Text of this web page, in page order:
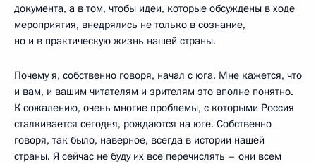
документа, а в том, чтобы идеи, которые обсуждены в ходе
мероприятия, внедрялись не только в сознание,
но и в практическую жизнь нашей страны.
Почему я, собственно говоря, начал с юга. Мне кажется, что
и вам, и вашим читателям и зрителям это вполне понятно.
К сожалению, очень многие проблемы, с которыми Россия
сталкивается сегодня, рождаются на юге. Собственно
говоря, так было, наверное, всегда в истории нашей
страны. Я сейчас не буду их все перечислять – они всем